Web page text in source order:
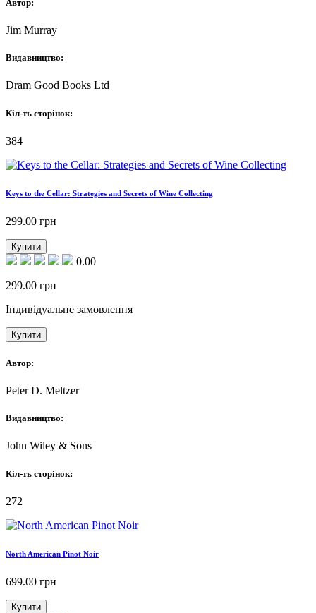
Автор:
Jim Murray
Видавництво:
Dram Good Books Ltd
Кіл-ть сторінок:
384
Keys to the Cellar: Strategies and Secrets of Wine Collecting
299.00 грн
Купити
0.00
299.00 грн
Індивідуальне замовлення
Купити
Автор:
Peter D. Meltzer
Видавництво:
John Wiley & Sons
Кіл-ть сторінок:
272
North American Pinot Noir
699.00 грн
Купити